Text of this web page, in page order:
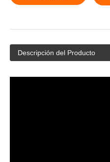
Descripción del Producto